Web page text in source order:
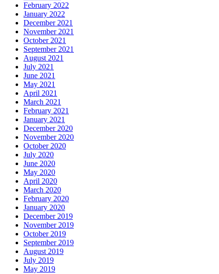
February 2022
January 2022
December 2021
November 2021
October 2021
September 2021
August 2021
July 2021
June 2021
May 2021
April 2021
March 2021
February 2021
January 2021
December 2020
November 2020
October 2020
July 2020
June 2020
May 2020
April 2020
March 2020
February 2020
January 2020
December 2019
November 2019
October 2019
September 2019
August 2019
July 2019
May 2019